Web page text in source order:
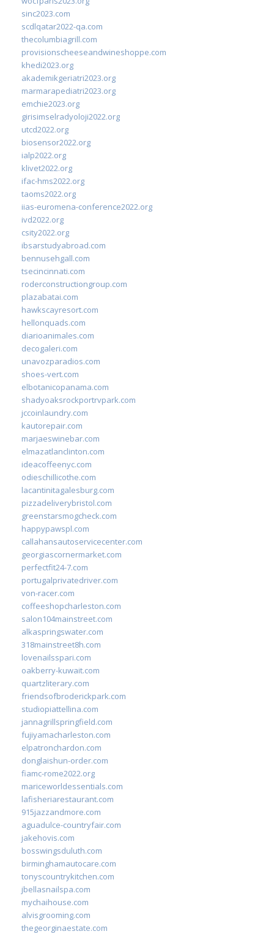
sinc2023.com
scdlqatar2022-qa.com
thecolumbiagrill.com
provisionscheeseandwineshoppe.com
khedi2023.org
akademikgeriatri2023.org
marmarapediatri2023.org
emchie2023.org
girisimselradyoloji2022.org
utcd2022.org
biosensor2022.org
ialp2022.org
klivet2022.org
ifac-hms2022.org
taoms2022.org
iias-euromena-conference2022.org
ivd2022.org
csity2022.org
ibsarstudyabroad.com
bennusehgall.com
tsecincinnati.com
roderconstructiongroup.com
plazabatai.com
hawkscayresort.com
hellonquads.com
diarioanimales.com
decogaleri.com
unavozparadios.com
shoes-vert.com
elbotanicopanama.com
shadyoaksrockportrvpark.com
jccoinlaundry.com
kautorepair.com
marjaeswinebar.com
elmazatlanclinton.com
ideacoffeenyc.com
odieschillicothe.com
lacantinitagalesburg.com
pizzadeliverybristol.com
greenstarsmogcheck.com
happypawspl.com
callahansautoservicecenter.com
georgiascornermarket.com
perfectfit24-7.com
portugalprivatedriver.com
von-racer.com
coffeeshopcharleston.com
salon104mainstreet.com
alkaspringswater.com
318mainstreet8h.com
lovenailsspari.com
oakberry-kuwait.com
quartzliterary.com
friendsofbroderickpark.com
studiopiattellina.com
jannagrillspringfield.com
fujiyamacharleston.com
elpatronchardon.com
donglaishun-order.com
fiamc-rome2022.org
mariceworldessentials.com
lafisheriarestaurant.com
915jazzandmore.com
aguadulce-countryfair.com
jakehovis.com
bosswingsduluth.com
birminghamautocare.com
tonyscountrykitchen.com
jbellasnailspa.com
mychaihouse.com
alvisgrooming.com
thegeorginaestate.com